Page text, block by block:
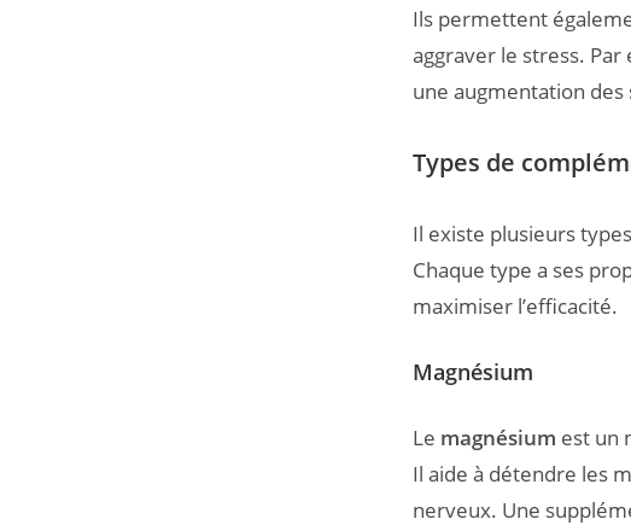
Ils permettent
aggraver le stress.
une augmentation
Types de
Il existe plusieurs
Chaque type a ses
maximiser l’efficacité.
Magnésium
Le magnésium est un
Il aide à détendre les
nerveux. Une